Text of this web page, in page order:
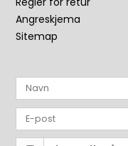
Angreskjema
Sitemap